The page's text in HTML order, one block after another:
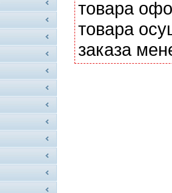
товара
товара
заказа